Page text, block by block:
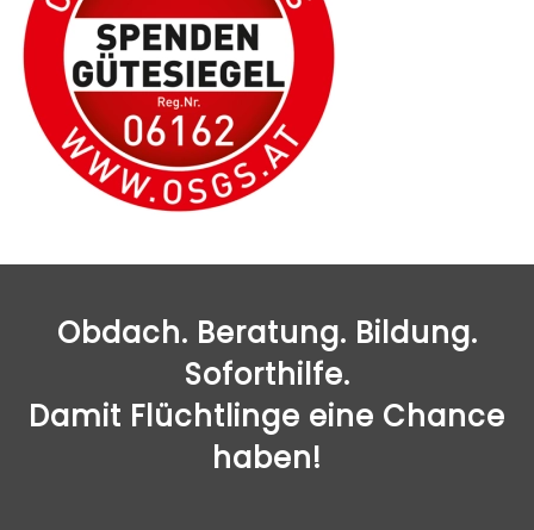
Obdach. Beratung. Bildung.
Soforthilfe.
Damit Flüchtlinge eine Chance
haben!